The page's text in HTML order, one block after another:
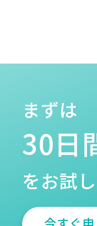
まずは
30日
をお試